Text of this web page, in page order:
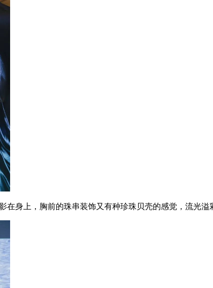
上，胸前的珠串装饰又有种珍珠贝壳的感觉，流光溢